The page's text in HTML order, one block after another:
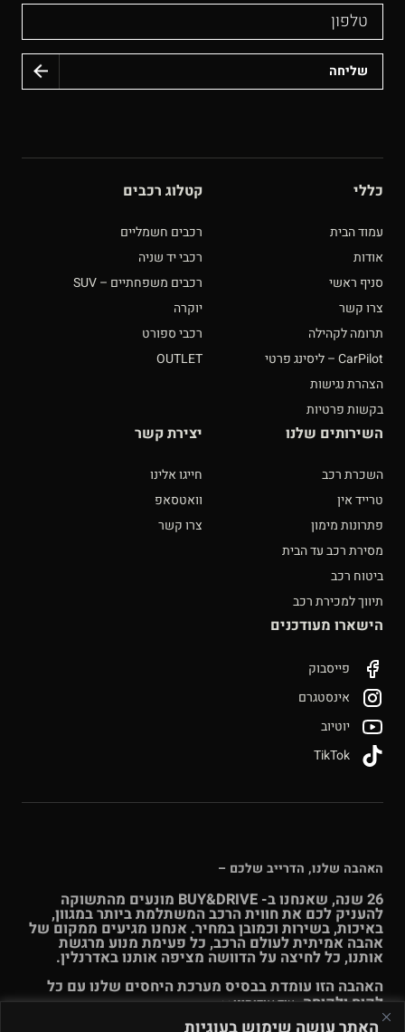
טלפון
כללי
עמוד הבית
אודות
סניף ראשי
צרו קשר
תרומה לקהילה
CarPilot – ליסינג פרטי
הצהרת נגישות
בקשות פרטיות
קטלוג רכבים
רכבים חשמליים
רכבי יד שניה
רכבים משפחתיים – SUV
יוקרה
רכבי ספורט
OUTLET
השירותים שלנו
השכרת רכב
טרייד אין
פתרונות מימון
מסירת רכב עד הבית
ביטוח רכב
תיווך למכירת רכב
יצירת קשר
חייגו אלינו
וואטסאפ
צרו קשר
הישארו מעודכנים
פייסבוק
אינסטגרם
יוטיוב
האהבה שלנו, הדרייב שלכם –
26 שנה, שאנחנו ב- BUY&DRIVE מונעים מהתשוקה
להעניק לכם את חווית הרכב המשתלמת ביותר במגוון,
באיכות, בשירות וכמובן במחיר. אנחנו מגיעים ממקום של
אהבה אמיתית לעולם הרכב, כל פעימת מנוע מרגשת
אותנו, כל לחיצה על הדוושה מציפה אותנו באדרנלין.
האהבה הזו עומדת בבסיס מערכת היחסים שלנו עם כל
לקוח ולקוחה.עוד אודותינו >>